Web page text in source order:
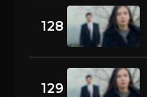
128
129